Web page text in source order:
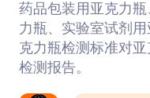
药品包装用亚克力
力瓶、实验室试剂
克力瓶检测标准对
检测报告。